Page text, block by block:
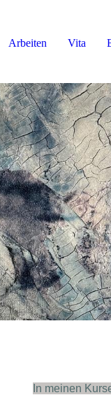
Arbeiten Vita
In meinen